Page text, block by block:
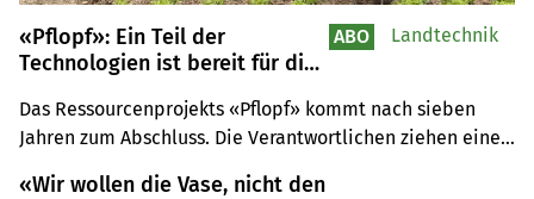
«Pflopf»: Ein Teil der
Technologien ist bereit für die
Das Ressourcenprojekts «Pflopf» kommt nach sieben
Jahren zum Abschluss. Die Verantwortlichen ziehen eine
ABO Landtechnik
«Wir wollen die Vase, nicht den